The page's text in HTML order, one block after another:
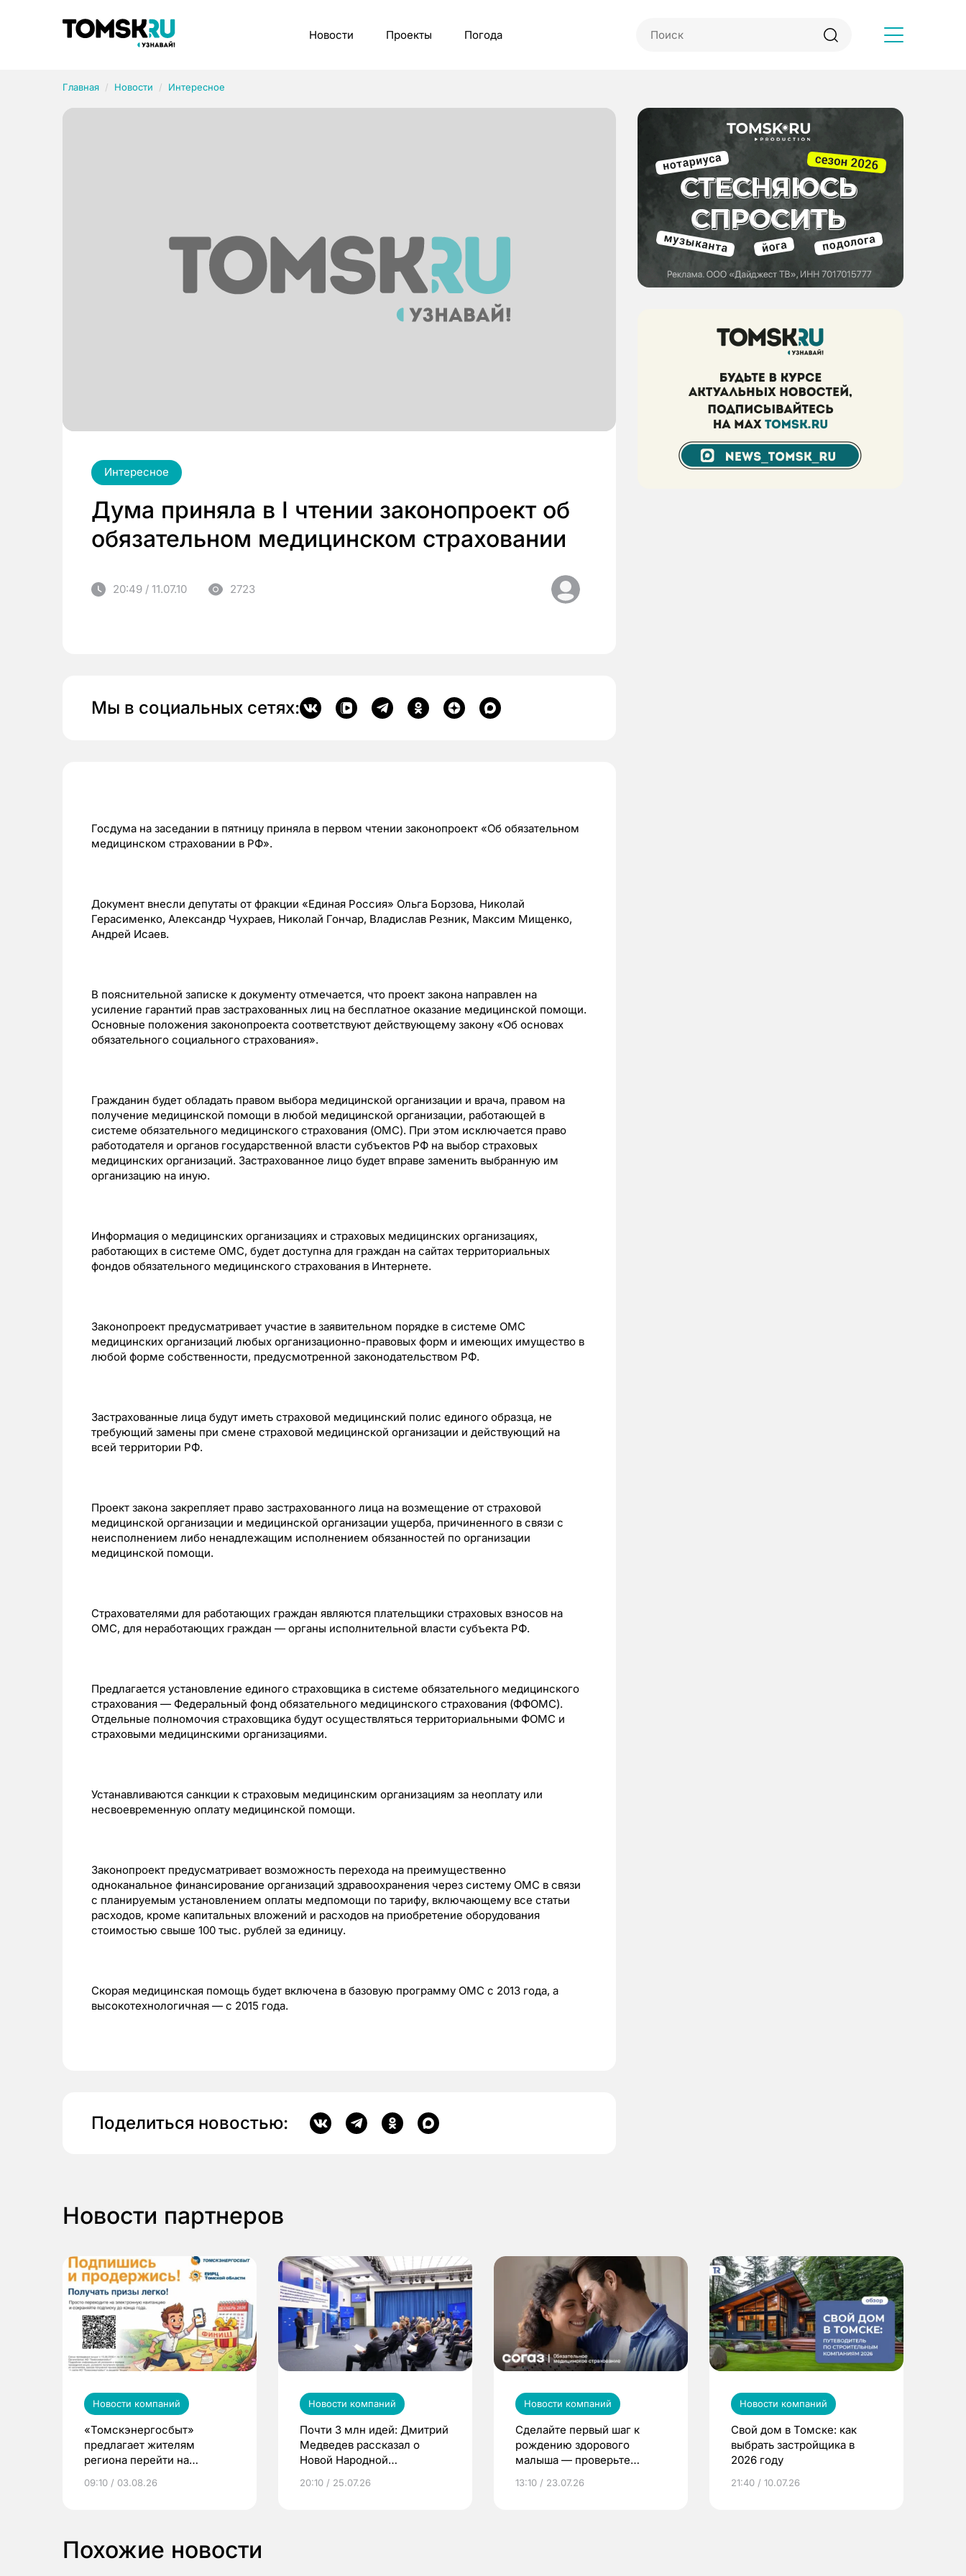
Новости Проекты Погода
Главная Новости Интересное
Интересное
Дума приняла в I чтении законопроект об
обязательном медицинском страховании
20:49 / 11.07.10 2723
Мы в социальных сетях:
Госдума на заседании в пятницу приняла в первом чтении законопроект «Об обязательном
медицинском страховании в РФ».
Документ внесли депутаты от фракции «Единая Россия» Ольга Борзова, Николай
Герасименко, Александр Чухраев, Николай Гончар, Владислав Резник, Максим Мищенко,
Андрей Исаев.
В пояснительной записке к документу отмечается, что проект закона направлен на
усиление гарантий прав застрахованных лиц на бесплатное оказание медицинской помощи.
Основные положения законопроекта соответствуют действующему закону «Об основах
обязательного социального страхования».
Гражданин будет обладать правом выбора медицинской организации и врача, правом на
получение медицинской помощи в любой медицинской организации, работающей в
системе обязательного медицинского страхования (ОМС). При этом исключается право
работодателя и органов государственной власти субъектов РФ на выбор страховых
медицинских организаций. Застрахованное лицо будет вправе заменить выбранную им
организацию на иную.
Информация о медицинских организациях и страховых медицинских организациях,
работающих в системе ОМС, будет доступна для граждан на сайтах территориальных
фондов обязательного медицинского страхования в Интернете.
Законопроект предусматривает участие в заявительном порядке в системе ОМС
медицинских организаций любых организационно-правовых форм и имеющих имущество в
любой форме собственности, предусмотренной законодательством РФ.
Застрахованные лица будут иметь страховой медицинский полис единого образца, не
требующий замены при смене страховой медицинской организации и действующий на
всей территории РФ.
Проект закона закрепляет право застрахованного лица на возмещение от страховой
медицинской организации и медицинской организации ущерба, причиненного в связи с
неисполнением либо ненадлежащим исполнением обязанностей по организации
медицинской помощи.
Страхователями для работающих граждан являются плательщики страховых взносов на
ОМС, для неработающих граждан — органы исполнительной власти субъекта РФ.
Предлагается установление единого страховщика в системе обязательного медицинского
страхования — Федеральный фонд обязательного медицинского страхования (ФФОМС).
Отдельные полномочия страховщика будут осуществляться территориальными ФОМС и
страховыми медицинскими организациями.
Устанавливаются санкции к страховым медицинским организациям за неоплату или
несвоевременную оплату медицинской помощи.
Законопроект предусматривает возможность перехода на преимущественно
одноканальное финансирование организаций здравоохранения через систему ОМС в связи
с планируемым установлением оплаты медпомощи по тарифу, включающему все статьи
расходов, кроме капитальных вложений и расходов на приобретение оборудования
стоимостью свыше 100 тыс. рублей за единицу.
Скорая медицинская помощь будет включена в базовую программу ОМС с 2013 года, а
высокотехнологичная — с 2015 года.
Поделиться новостью:
Новости партнеров
Новости компаний
«Томскэнергосбыт»
предлагает жителям
региона перейти на
выиграть призы
09:10 / 03.08.26
Новости компаний
Почти 3 млн идей: Дмитрий
Медведев рассказал о
Новой Народной
20:10 / 25.07.26
Новости компаний
Сделайте первый шаг к
рождению здорового
малыша — проверьте
по ОМС!
13:10 / 23.07.26
Новости компаний
Свой дом в Томске: как
выбрать застройщика в
2026 году
21:40 / 10.07.26
Похожие новости
Рубрики